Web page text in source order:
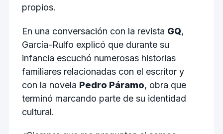
propios.
En una conversación con la revista GQ,
García-Rulfo explicó que durante su
infancia escuchó numerosas historias
familiares relacionadas con el escritor y
con la novela Pedro Páramo, obra que
terminó marcando parte de su identidad
cultural.